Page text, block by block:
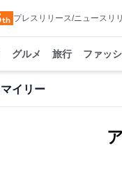
プレスリリース/ニュースリ
グルメ 旅行 ファッ
イリー